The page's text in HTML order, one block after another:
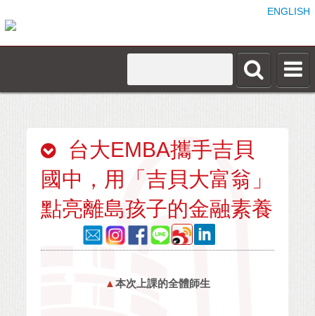
ENGLISH
台大EMBA攜手吉貝
國中，用「吉貝大富翁」
點亮離島孩子的金融素養
▲ 本次上課的全體師生